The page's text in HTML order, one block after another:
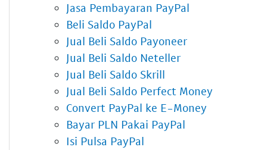
Jasa Pembayaran PayPal
Beli Saldo PayPal
Jual Beli Saldo Payoneer
Jual Beli Saldo Neteller
Jual Beli Saldo Skrill
Jual Beli Saldo Perfect Money
Convert PayPal ke E-Money
Bayar PLN Pakai PayPal
Isi Pulsa PayPal